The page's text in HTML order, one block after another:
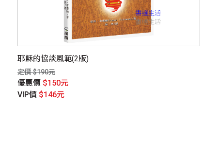
耶穌的協談風範(2版)
定價 $190元
優惠價 $150元
VIP價 $146元